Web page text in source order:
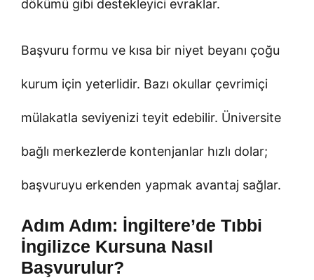
dökümü gibi destekleyici evraklar.
Başvuru formu ve kısa bir niyet beyanı çoğu
kurum için yeterlidir. Bazı okullar çevrimiçi
mülakatla seviyenizi teyit edebilir. Üniversite
bağlı merkezlerde kontenjanlar hızlı dolar;
başvuruyu erkenden yapmak avantaj sağlar.
Adım Adım: İngiltere’de Tıbbi
İngilizce Kursuna Nasıl
Başvurulur?